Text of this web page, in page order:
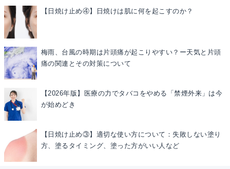
【日焼け止め④】日焼けは肌に何を起こすのか？
梅雨、台風の時期は片頭痛が起こりやすい？ー天気と片頭
痛の関連とその対策について
【2026年版】医療の力でタバコをやめる「禁煙外来」は今
が始めどき
【日焼け止め③】適切な使い方について：失敗しない塗り
方、塗るタイミング、塗った方がいい人など